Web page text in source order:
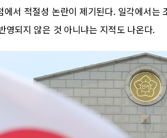
에서 적절성 논란이 제기된다. 일각에서는
영되지 않은 것 아니냐는 지적도 나온다.